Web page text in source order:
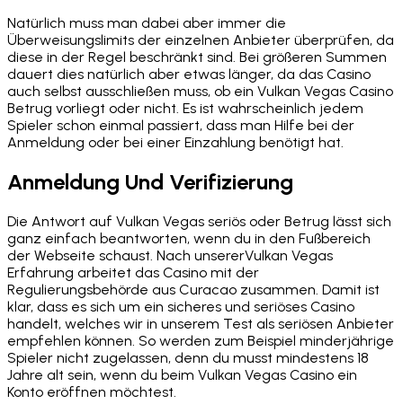
Natürlich muss man dabei aber immer die
Überweisungslimits der einzelnen Anbieter überprüfen, da
diese in der Regel beschränkt sind. Bei größeren Summen
dauert dies natürlich aber etwas länger, da das Casino
auch selbst ausschließen muss, ob ein Vulkan Vegas Casino
Betrug vorliegt oder nicht. Es ist wahrscheinlich jedem
Spieler schon einmal passiert, dass man Hilfe bei der
Anmeldung oder bei einer Einzahlung benötigt hat.
Anmeldung Und Verifizierung
Die Antwort auf Vulkan Vegas seriös oder Betrug lässt sich
ganz einfach beantworten, wenn du in den Fußbereich
der Webseite schaust. Nach unsererVulkan Vegas
Erfahrung arbeitet das Casino mit der
Regulierungsbehörde aus Curacao zusammen. Damit ist
klar, dass es sich um ein sicheres und seriöses Casino
handelt, welches wir in unserem Test als seriösen Anbieter
empfehlen können. So werden zum Beispiel minderjährige
Spieler nicht zugelassen, denn du musst mindestens 18
Jahre alt sein, wenn du beim Vulkan Vegas Casino ein
Konto eröffnen möchtest.